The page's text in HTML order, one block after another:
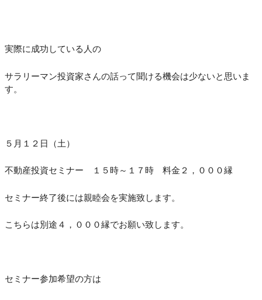
実際に成功している人の
サラリーマン投資家さんの話って聞ける機会は少ないと思いま
す。
５月１２日（土）
不動産投資セミナー １５時～１７時 料金２，０００縁
セミナー終了後には親睦会を実施致します。
こちらは別途４，０００縁でお願い致します。
セミナー参加希望の方は